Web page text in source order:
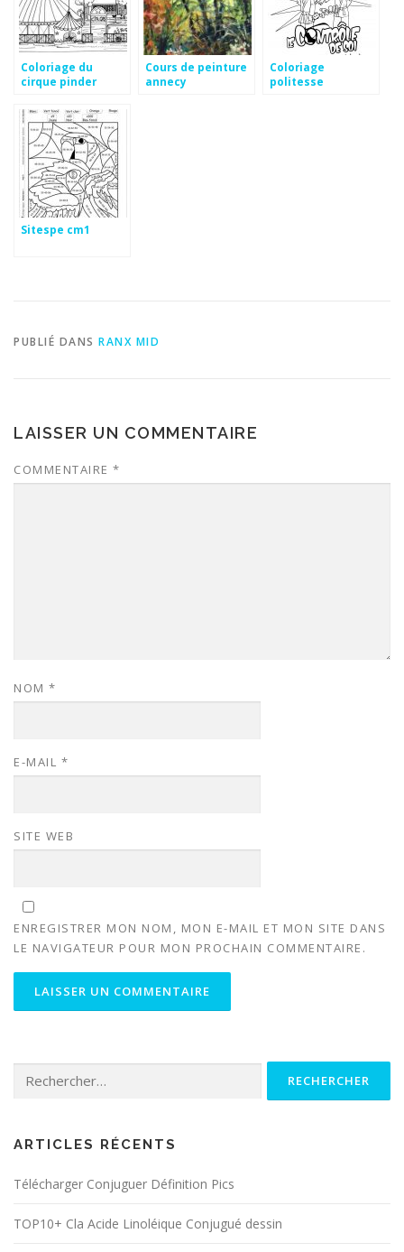
Coloriage du
cirque pinder
Cours de peinture
annecy
Coloriage
politesse
Sitespe cm1
PUBLIÉ DANS RANX MID
LAISSER UN COMMENTAIRE
COMMENTAIRE *
NOM *
E-MAIL *
SITE WEB
ENREGISTRER MON NOM, MON E-MAIL ET MON SITE DANS
LE NAVIGATEUR POUR MON PROCHAIN COMMENTAIRE.
ARTICLES RÉCENTS
Télécharger Conjuguer Définition Pics
TOP10+ Cla Acide Linoléique Conjugué dessin